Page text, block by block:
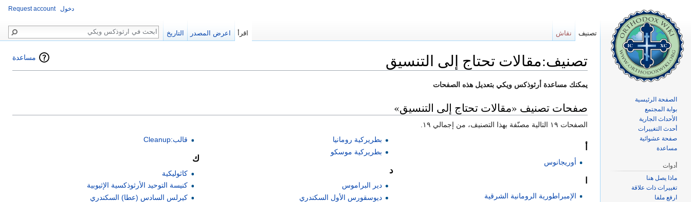
مساعدة تصنيف:مقالات تحتاج إلى التنسيق
يمكنك مساعدة أرثوذكس ويكي بتعديل هذه الصفحات
صفحات تصنيف «مقالات تحتاج إلى التنسيق»
الصفحات ١٩ التالية مصنّفة بهذا التصنيف، من إجمالي ١٩.
أوريجانوس
الإمبراطورية الرومانية الشرقية
بطريركية رومانيا
بطريركية موسكو
د
دير البراموس
ديوسقورس الأول السكندري
قالب:Cleanup
ك
كاثوليكية
كنيسة التوحيد الأرثوذكسية الإثيوبية
كيرلس السادس (عطا) السكندري
Request account دخول
نقاش تصنيف
بحث
التاريخ اعرض المصدر اقرأ
الصفحة الرئيسية
بوابة المجتمع
الأحداث الجارية
أحدث التغييرات
صفحة عشوائية
مساعدة
أدوات
ماذا يصل هنا
تغييرات ذات علاقة
ارفع ملفا